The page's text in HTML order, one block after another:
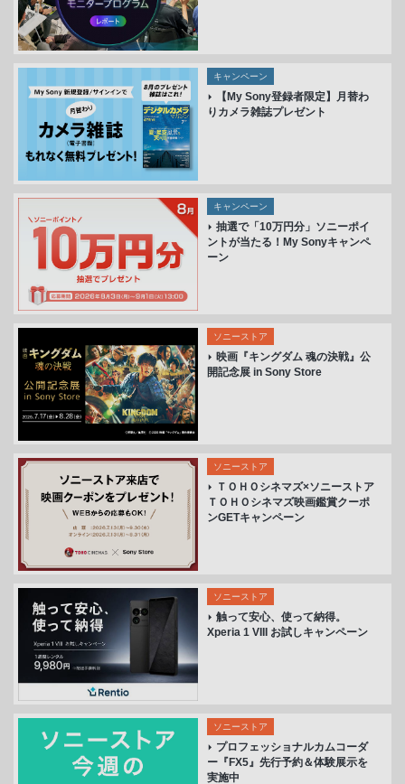
キャンペーン
【My Sony登録者限定】月替わ
りカメラ雑誌プレゼント
キャンペーン
抽選で「10万円分」ソニーポイ
ントが当たる！My Sonyキャンペ
ーン
ソニーストア
映画『キングダム 魂の決戦』公
開記念展 in Sony Store
ソニーストア
ＴＯＨＯシネマズ×ソニーストア
ＴＯＨＯシネマズ映画鑑賞クーポ
ンGETキャンペーン
ソニーストア
触って安心、使って納得。
Xperia 1 VIII お試しキャンペーン
ソニーストア
プロフェッショナルカムコーダ
ー『FX5』先行予約＆体験展示を
実施中